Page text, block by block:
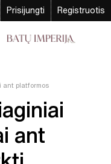
Prisijungti Registruotis
ant platformos
ant